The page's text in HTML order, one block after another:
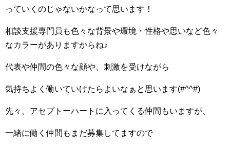
っていくのじゃないかなって思います！
相談支援専門員も色々な背景や環境・性格や思いなど色々
なカラーがありますからね♪
代表や仲間の色々な顔や、刺激を受けながら
気持ちよく働いていけたらよいなぁと思います(#^^#)
先々、アセプトーハートに入ってくる仲間もいますが、
一緒に働く仲間もまだ募集してますので